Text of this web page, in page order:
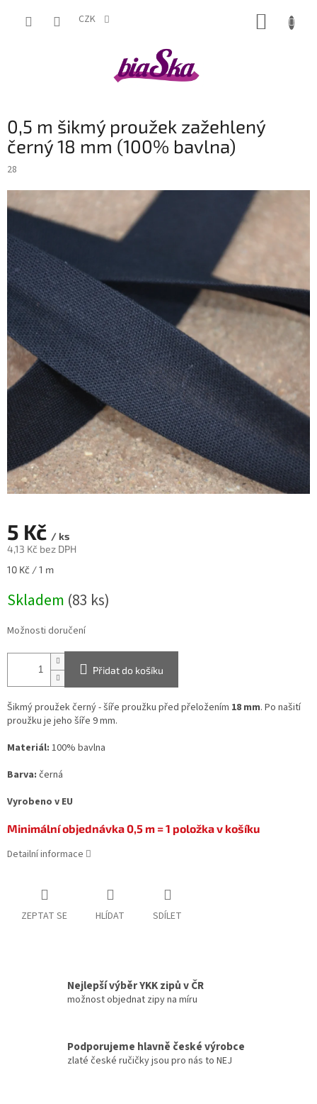
CZK
0,5 m šikmý proužek zažehlený
černý 18 mm (100% bavlna)
28
5 Kč / ks
4,13 Kč bez DPH
Měrná
10 Kč / 1 m
Skladem (83 ks)
Možnosti doručení
Přidat do košíku
Šikmý proužek černý - šíře proužku před přeložením 18 mm. Po našití
proužku je jeho šíře 9 mm.
Materiál: 100% bavlna
Barva: černá
Vyrobeno v EU
Minimální objednávka 0,5 m = 1 položka v košíku
Detailní informace
ZEPTAT SE HLÍDAT SDÍLET
Nejlepší výběr YKK zipů v ČR
možnost objednat zipy na míru
Podporujeme hlavně české výrobce
zlaté české ručičky jsou pro nás to NEJ